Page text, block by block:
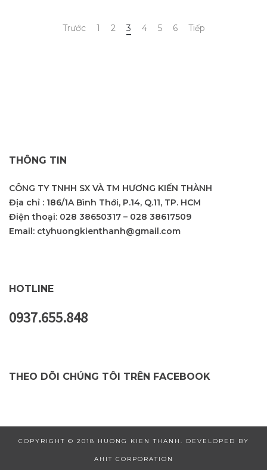
Trước 1 2 3 4 5 6 Tiếp
THÔNG TIN
CÔNG TY TNHH SX VÀ TM HƯƠNG KIẾN THÀNH
Địa chỉ : 186/1A Bình Thới, P.14, Q.11, TP. HCM
Điện thoại: 028 38650317 – 028 38617509
Email: ctyhuongkienthanh@gmail.com
HOTLINE
0937.655.848
THEO DÕI CHÚNG TÔI TRÊN FACEBOOK
COPYRIGHT © 2018 HUONG KIEN THANH. DEVELOPED BY
AHIT CORPORATION